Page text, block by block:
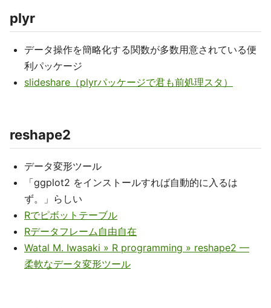
plyr
データ操作を簡略化する関数が多数用意されている便
利パッケージ
slideshare（plyrパッケージで君も前処理スタ）
reshape2
データ変形ツール
「ggplot2 をインストールすれば自動的に入るは
ず。」らしい
Rでピボットテーブル
Rデータフレーム自由自在
Watal M. Iwasaki » R programming » reshape2 —
柔軟なデータ変形ツール